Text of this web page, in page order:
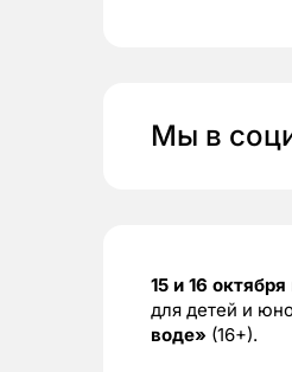
Мы в
15 и 16 октября
для детей и
воде» (16+).